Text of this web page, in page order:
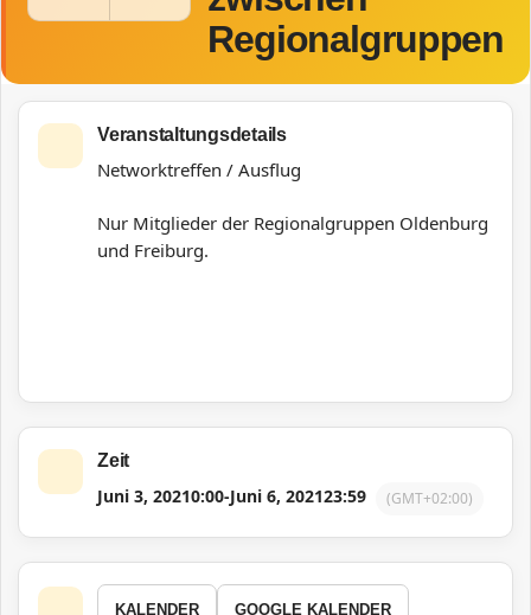
Regionalgruppen
Veranstaltungsdetails
Networktreffen / Ausflug
Nur Mitglieder der Regionalgruppen Oldenburg
und Freiburg.
Zeit
Juni 3, 20210:00-Juni 6, 202123:59 (GMT+02:00)
KALENDER GOOGLE KALENDER